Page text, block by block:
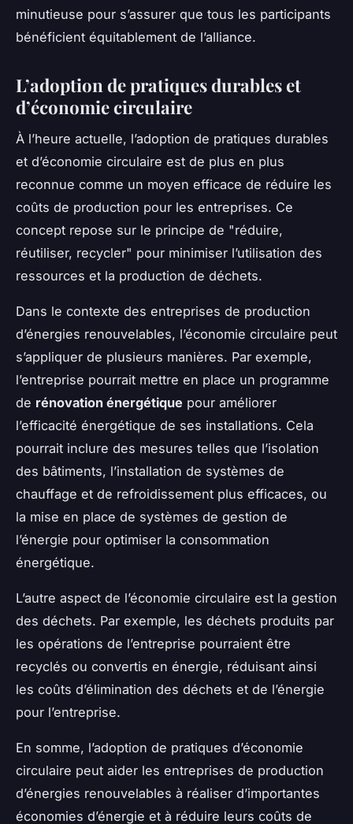
minutieuse pour s’assurer que tous les participants
bénéficient équitablement de l’alliance.
L’adoption de pratiques durables et
d’économie circulaire
À l’heure actuelle, l’adoption de pratiques durables
et d’économie circulaire est de plus en plus
reconnue comme un moyen efficace de réduire les
coûts de production pour les entreprises. Ce
concept repose sur le principe de "réduire,
réutiliser, recycler" pour minimiser l’utilisation des
ressources et la production de déchets.
Dans le contexte des entreprises de production
d’énergies renouvelables, l’économie circulaire peut
s’appliquer de plusieurs manières. Par exemple,
l’entreprise pourrait mettre en place un programme
de rénovation énergétique pour améliorer
l’efficacité énergétique de ses installations. Cela
pourrait inclure des mesures telles que l’isolation
des bâtiments, l’installation de systèmes de
chauffage et de refroidissement plus efficaces, ou
la mise en place de systèmes de gestion de
l’énergie pour optimiser la consommation
énergétique.
L’autre aspect de l’économie circulaire est la gestion
des déchets. Par exemple, les déchets produits par
les opérations de l’entreprise pourraient être
recyclés ou convertis en énergie, réduisant ainsi
les coûts d’élimination des déchets et de l’énergie
pour l’entreprise.
En somme, l’adoption de pratiques d’économie
circulaire peut aider les entreprises de production
d’énergies renouvelables à réaliser d’importantes
économies d’énergie et à réduire leurs coûts de